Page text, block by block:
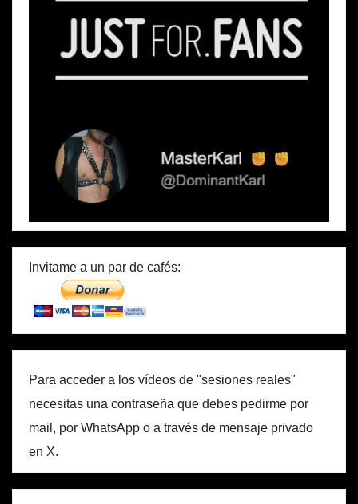
Invitame a un par de cafés:
Para acceder a los vídeos de "sesiones reales"
necesitas una contraseña que debes pedirme por
mail, por WhatsApp o a través de mensaje privado
en X.